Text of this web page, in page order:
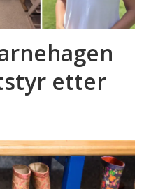
etter